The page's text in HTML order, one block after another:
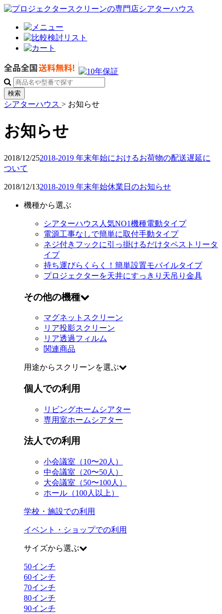
検索
シアターハウス > お知らせ
お知らせ
2018/12/252018-2019 年末年始におけるお荷物の配送遅延に
ついて
2018/12/132018-2019 年末年始休業日のお知らせ
機種から選ぶ
シアターハウス人気NO1機種電動タイプ
電源工事なしで簡単に取付手動タイプ
ネジ付きフックに引っ掛けるだけタペストリータ
イプ
持ち運びらくらく！簡単設置モバイルタイプ
プロジェクターを天井にすっきり 天吊り金具
その他の機種
マグネットスクリーン
リア投影スクリーン
リア透過フィルム
関連商品
用途からスクリーンを選ぶ
個人での利用
リビングホームシアター
専用室ホームシアター
法人での利用
小会議室（10〜20人）
中会議室（20〜50人）
大会議室（50〜100人）
ホール（100人以上）
学校・施設での利用
イベント・ショップでの利用
サイズから選ぶ
50インチ
60インチ
70インチ
80インチ
90インチ